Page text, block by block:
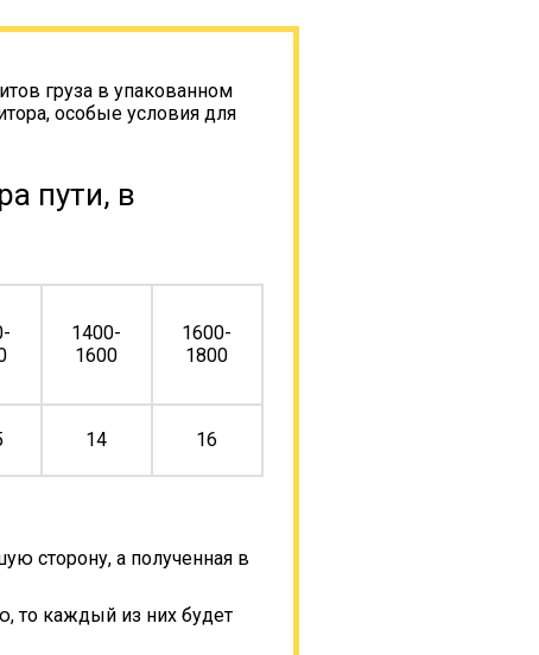
груза в упакованном
особые условия для
пути, в
1400-
1600
1600-
1800
14 16
сторону, а полученная в
то каждый из них будет